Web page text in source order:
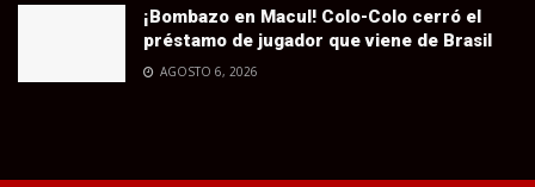
¡Bombazo en Macul! Colo-Colo cerró el
préstamo de jugador que viene de Brasil
AGOSTO 6, 2026